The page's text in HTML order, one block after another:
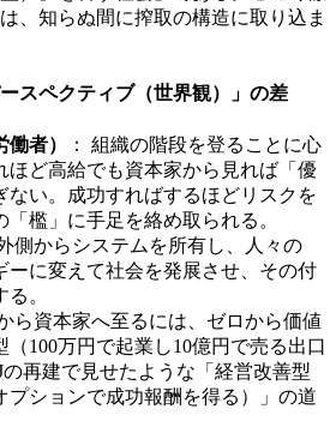
、知らぬ間に搾取の構造に取り込ま
スペクティブ（世界観）」の差
者）
： 組織の階段を登ることに心
ほど高給でも資本家から見れば「優
ない。成功すればするほどリスクを
檻」に手足を絡め取られる。
側からシステムを所有し、人々の
ーに変えて社会を発展させ、その付
。
ら資本家へ至るには、ゼロから価値
（100万円で起業し10億円で売る出口
再建で見せたような「経営改善型
プションで成功報酬を得る）」の道